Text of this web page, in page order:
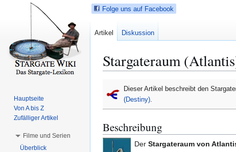
Stargateraum
r
a
v
r
u
c
Dieser Artikel beschreibt den
(Destiny).
Beschreibung
Der Stargateraum von
Folge uns auf Facebook
Artikel Diskussion
Hauptseite
Von A bis Z
Zufälliger Artikel
Filme und Serien
Überblick